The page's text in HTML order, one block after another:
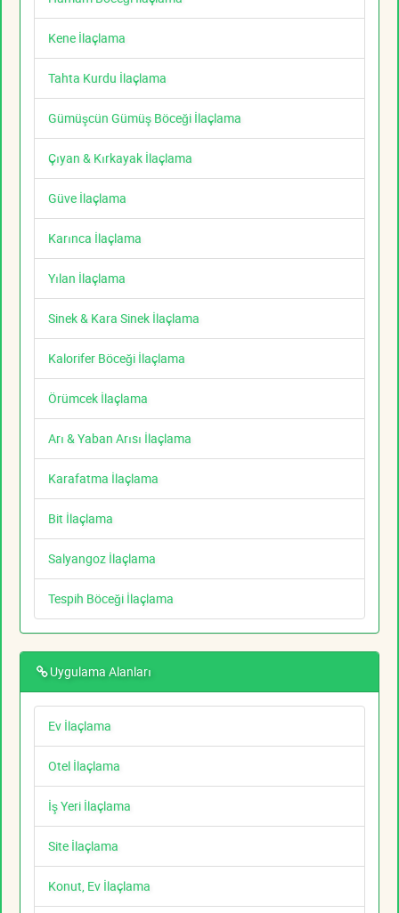
Kene İlaçlama
Tahta Kurdu İlaçlama
Gümüşcün Gümüş Böceği İlaçlama
Çıyan & Kırkayak İlaçlama
Güve İlaçlama
Karınca İlaçlama
Yılan İlaçlama
Sinek & Kara Sinek İlaçlama
Kalorifer Böceği İlaçlama
Örümcek İlaçlama
Arı & Yaban Arısı İlaçlama
Karafatma İlaçlama
Bit İlaçlama
Salyangoz İlaçlama
Tespih Böceği İlaçlama
Uygulama Alanları
Ev İlaçlama
Otel İlaçlama
İş Yeri İlaçlama
Site İlaçlama
Konut, Ev İlaçlama